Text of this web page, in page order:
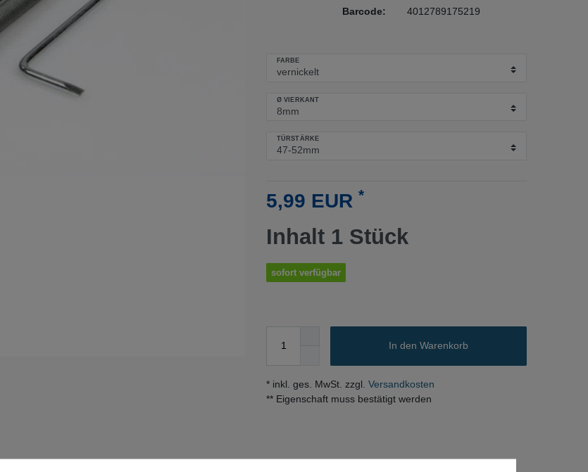
Barcode:
4012789175219
FARBE
Ø VIERKANT
TÜRSTÄRKE
5,99 EUR *
Inhalt 1 Stück
sofort verfügbar
In den Warenkorb
* inkl. ges. MwSt. zzgl. Versandkosten
** Eigenschaft muss bestätigt werden